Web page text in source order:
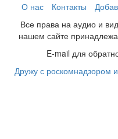
О нас
Контакты
Все права на аудио и
нашем сайте
E-mail для
Дружу с роскомнадзором